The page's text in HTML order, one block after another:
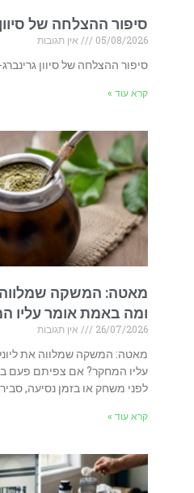
סיפור ההצלחה של סיוון
05/08/2026
אין תגובות
סיפור ההצלחה של סיוון
קרא עוד »
מאטה: המשקה שמלווה
ומה באמת אומר עליו
26/07/2026
אין תגובות
מאטה: המשקה שמלווה את
עליו המחקר? אם צפיתם פעם
לפני משחק או בזמן נסיעה,
קרא עוד »